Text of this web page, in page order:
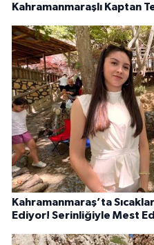
Kahramanmaraşlı Kaptan
Kahramanmaraş’ta
Ediyor! Serinliğiyle Mest